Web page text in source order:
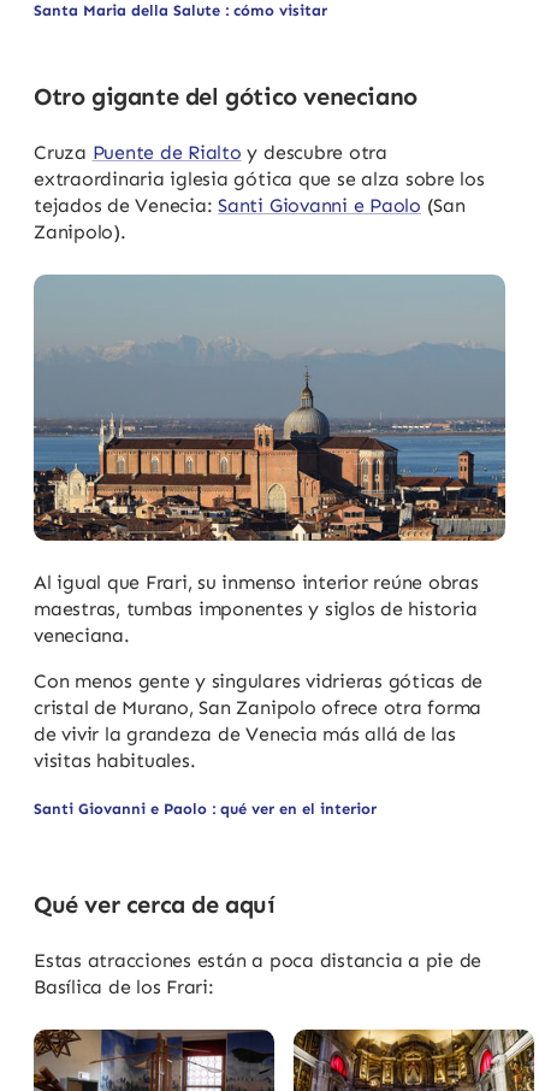
Santa Maria della Salute : cómo visitar
Otro gigante del gótico veneciano
Cruza Puente de Rialto y descubre otra
extraordinaria iglesia gótica que se alza sobre los
tejados de Venecia:Santi Giovanni e Paolo (San
Zanipolo).
Al igual que Frari, su inmenso interior reúne obras
maestras, tumbas imponentes y siglos de historia
veneciana.
Con menos gente y singulares vidrieras góticas de
cristal de Murano, San Zanipolo ofrece otra forma
de vivir la grandeza de Venecia más allá de las
visitas habituales.
Santi Giovanni e Paolo : qué ver en el interior
Qué ver cerca de aquí
Estas atracciones están a poca distancia a pie de
Basílica de los Frari: